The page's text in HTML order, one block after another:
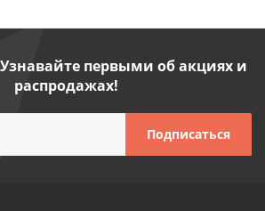
Узнавайте первыми об акциях и
распродажах!